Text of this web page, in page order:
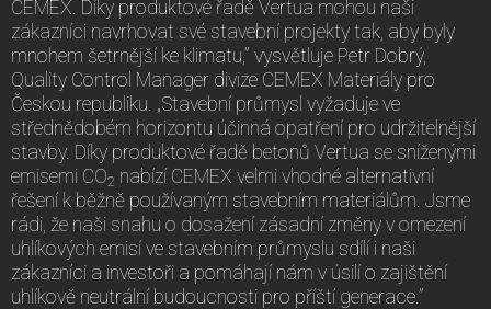
CEMEX. Díky produktové řadě Vertua mohou naši
zákazníci navrhovat své stavební projekty tak, aby byly
mnohem šetrnější ke klimatu,” vysvětluje Petr Dobrý,
Quality Control Manager divize CEMEX Materiály pro
Českou republiku. „Stavební průmysl vyžaduje ve
střednědobém horizontu účinná opatření pro udržitelnější
stavby. Díky produktové řadě betonů Vertua se sníženými
emisemi CO2 nabízí CEMEX velmi vhodné alternativní
řešení k běžně používaným stavebním materiálům. Jsme
rádi, že naši snahu o dosažení zásadní změny v omezení
uhlíkových emisí ve stavebním průmyslu sdílí i naši
zákazníci a investoři a pomáhají nám v úsilí o zajištění
uhlíkově neutrální budoucnosti pro příští generace.”